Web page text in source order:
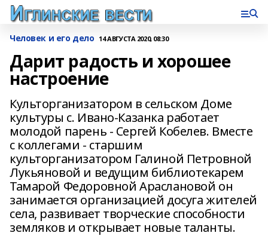
Человек и его дело 14 АВГУСТА 2020, 08:30
Дарит радость и хорошее
настроение
Культорганизатором в сельском Доме
культуры с. Ивано-Казанка работает
молодой парень - Сергей Кобелев. Вместе
с коллегами - старшим
культорганизатором Галиной Петровной
Лукьяновой и ведущим библиотекарем
Тамарой Федоровной Араслановой он
занимается организацией досуга жителей
села, развивает творческие способности
земляков и открывает новые таланты.